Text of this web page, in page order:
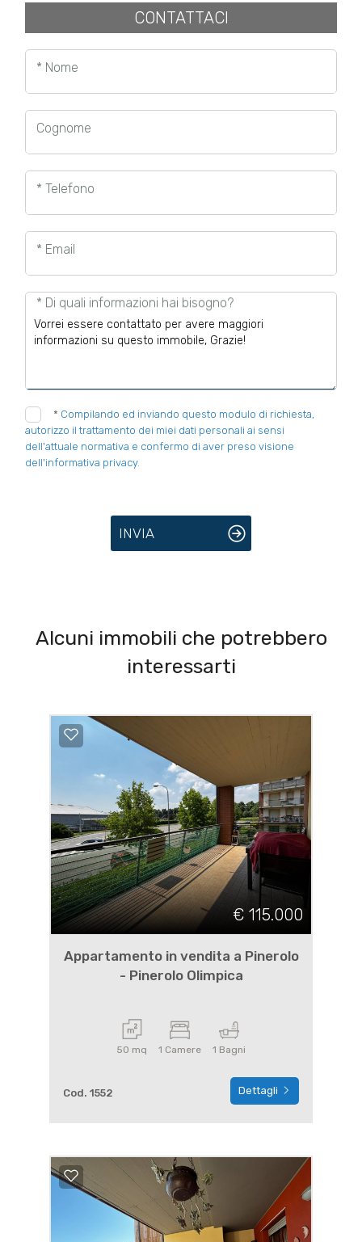
CONTATTACI
* Nome
Cognome
* Telefono
* Email
* Di quali informazioni hai bisogno?
* Compilando ed inviando questo modulo di richiesta,
autorizzo il trattamento dei miei dati personali ai sensi
dell'attuale normativa e confermo di aver preso visione
dell'informativa privacy.
INVIA
Alcuni immobili che potrebbero
interessarti
€ 115.000
Appartamento in vendita a Pinerolo
- Pinerolo Olimpica
50 mq 1 Camere 1 Bagni
Cod. 1552 Dettagli